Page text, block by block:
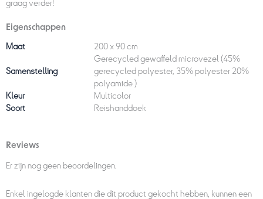
graag verder!
Eigenschappen
Maat 200 x 90 cm
Samenstelling
Gerecycled gewaffeld microvezel (45%
gerecycled polyester, 35% polyester 20%
polyamide )
Kleur
Multicolor
Soort
Reishanddoek
Reviews
Er zijn nog geen beoordelingen.
Enkel ingelogde klanten die dit product gekocht hebben, kunnen een